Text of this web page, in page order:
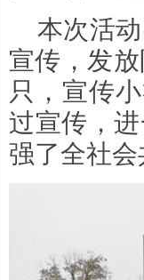
本次活
宣传，发
只，宣传
过宣传，
强了全社